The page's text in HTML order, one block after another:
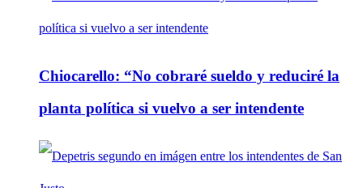
Chiocarello: “No cobraré sueldo y reduciré la
planta política si vuelvo a ser intendente